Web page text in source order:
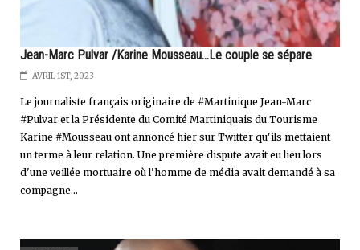
Jean-Marc Pulvar /Karine Mousseau...Le couple se sépare
AVRIL 1ST, 2023
Le journaliste français originaire de #Martinique Jean-Marc
#Pulvar et la Présidente du Comité Martiniquais du Tourisme
Karine #Mousseau ont annoncé hier sur Twitter qu'ils mettaient
un terme à leur relation. Une première dispute avait eu lieu lors
d'une veillée mortuaire où l'homme de média avait demandé à sa
compagne...